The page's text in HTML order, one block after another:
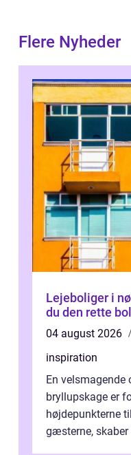
Flere Nyheder
Lejeboliger i
du den rette
04 august 2026
inspiration
En velsmagende
bryllupskage er
højdepunkterne
gæsterne,